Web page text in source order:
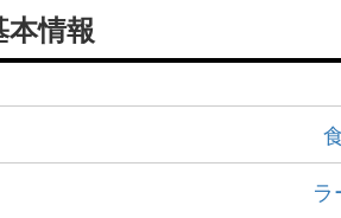
本情報
ラ